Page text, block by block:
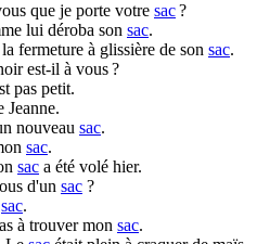
que je porte votre sac?
lui déroba son sac.
fermeture à glissière de son sac.
est-il à vous ?
pas petit.
Jeanne.
nouveau sac.
sac.
sac a été volé hier.
d'un sac ?
sac.
à trouver mon sac.